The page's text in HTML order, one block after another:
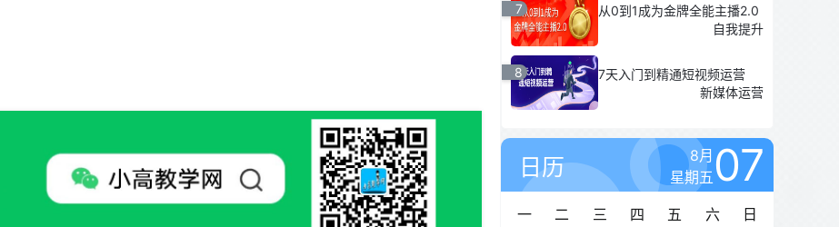
7
从0到1成为金牌全能主播2.0
自我提升
8
7天入门到精通短视频运营
新媒体运营
日历
8月
星期五 07
一 二 三 四 五 六
日